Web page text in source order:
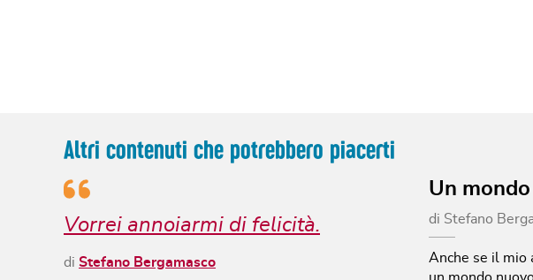
Altri contenuti che potrebbero piacerti
Vorrei annoiarmi di felicità.
di Stefano Bergamasco
Un
di Stefano
Anche se il mio